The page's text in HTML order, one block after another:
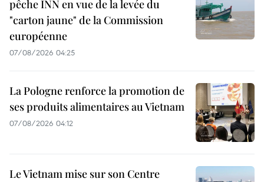
pêche INN en vue de la levée du
"carton jaune" de la Commission
européenne
07/08/2026 04:25
La Pologne renforce la promotion de
ses produits alimentaires au Vietnam
07/08/2026 04:12
Le Vietnam mise sur son Centre